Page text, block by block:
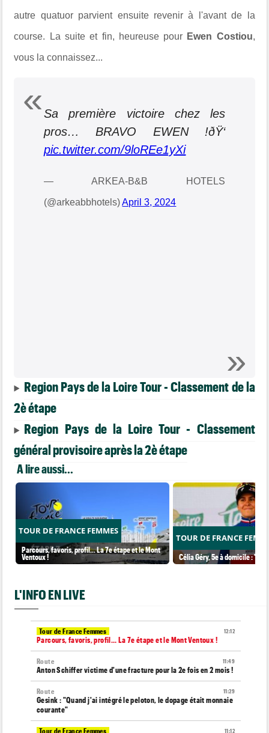
autre quatuor parvient ensuite revenir à l'avant de la
course. La suite et fin, heureuse pour Ewen Costiou,
vous la connaissez...
Sa première victoire chez les
pros… BRAVO EWEN !ðŸ‘
pic.twitter.com/9loREe1yXi
— ARKEA-B&B HOTELS
(@arkeabbhotels)April 3, 2024
Region Pays de la Loire Tour - Classement de la
2è étape
Region Pays de la Loire Tour - Classement
général provisoire après la 2è étape
A lire aussi...
TOUR DE FRANCE FEMMES
Parcours, favoris, profil… La 7e étape et le Mont
Ventoux !
TOUR DE FRANCE
Célia Géry, 5e à domicile :
L'INFO EN LIVE
12:12
Tour de France Femmes
Parcours, favoris, profil… La 7e étape et le Mont Ventoux !
11:49
Route
Anton Schiffer victime d'une fracture pour la 2e fois en 2 mois !
11:29
Route
Gesink : "Quand j'ai intégré le peloton, le dopage était monnaie
courante"
11:12
Tour de France Femmes